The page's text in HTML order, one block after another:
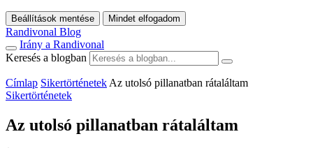
Beállítások mentése Mindet elfogadom
Randivonal Blog
Irány a Randivonal
Keresés a blogban
Címlap Sikertörténetek Az utolsó pillanatban rátaláltam
Sikertörténetek
Az utolsó pillanatban rátaláltam